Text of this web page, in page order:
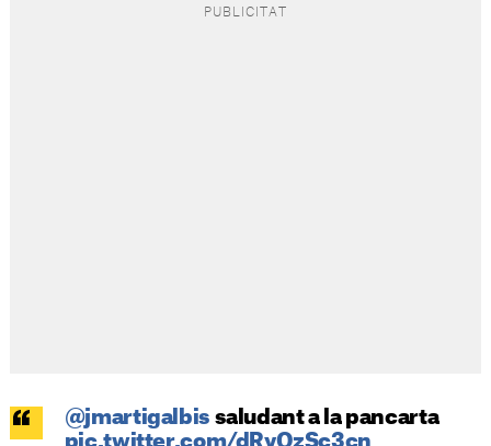
@jmartigalbis saludant a la pancarta